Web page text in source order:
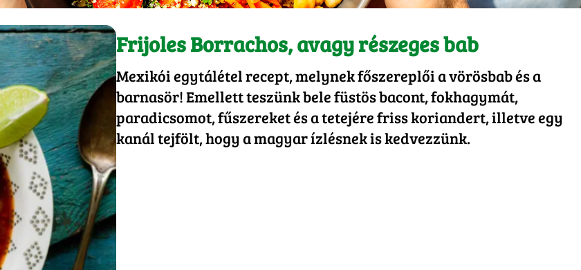
Frijoles Borrachos, avagy részeges bab
Mexikói egytálétel recept, melynek főszereplői a vörösbab és a
barnasör! Emellett teszünk bele füstös bacont, fokhagymát,
paradicsomot, fűszereket és a tetejére friss koriandert, illetve egy
kanál tejfölt, hogy a magyar ízlésnek is kedvezzünk.